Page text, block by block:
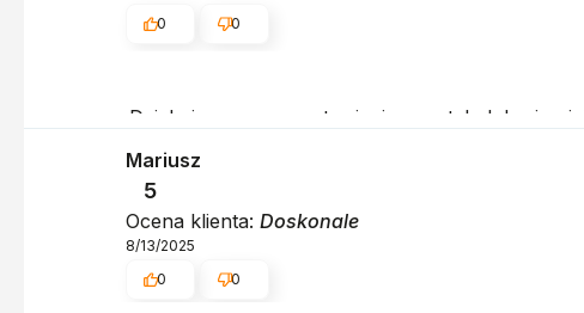
Dziękujemy za pozostawienie nam tak dobrej
0
0
Mariusz
5
Ocena klienta:Doskonale
8/13/2025
0
0